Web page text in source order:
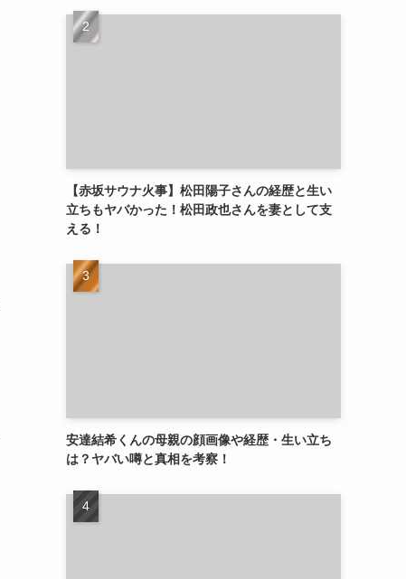
【赤坂サウナ火事】松田陽子さんの経歴と生い
立ちもヤバかった！松田政也さんを妻として支
える！
安達結希くんの母親の顔画像や経歴・生い立ち
は？ヤバい噂と真相を考察！